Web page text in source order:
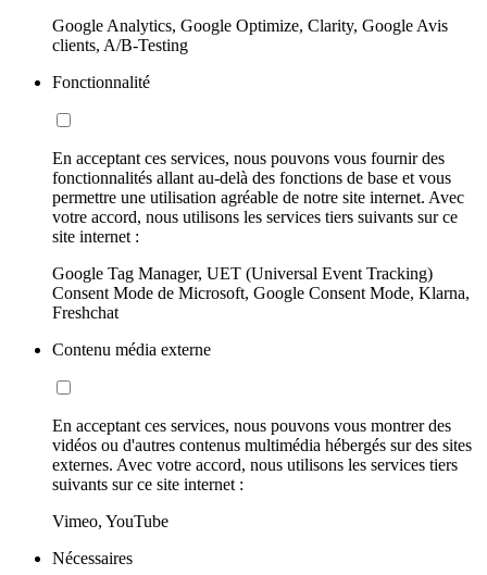
Google Analytics, Google Optimize, Clarity, Google Avis
clients, A/B-Testing
Fonctionnalité
En acceptant ces services, nous pouvons vous fournir des
fonctionnalités allant au-delà des fonctions de base et vous
permettre une utilisation agréable de notre site internet. Avec
votre accord, nous utilisons les services tiers suivants sur ce
site internet :
Google Tag Manager, UET (Universal Event Tracking)
Consent Mode de Microsoft, Google Consent Mode, Klarna,
Freshchat
Contenu média externe
En acceptant ces services, nous pouvons vous montrer des
vidéos ou d'autres contenus multimédia hébergés sur des sites
externes. Avec votre accord, nous utilisons les services tiers
suivants sur ce site internet :
Vimeo, YouTube
Nécessaires